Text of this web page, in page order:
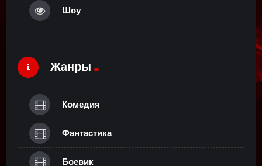
Шоу
Жанры
Комедия
Фантастика
Боевик